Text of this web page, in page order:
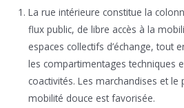
La rue intérieure constitue la
flux public, de libre accès à la
espaces collectifs d’échange, tout
les compartimentages techniques
coactivités. Les marchandises et
mobilité douce est favorisée.